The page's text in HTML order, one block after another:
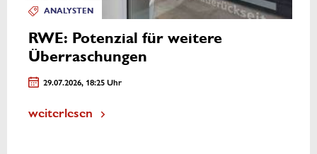
ANALYSTEN
RWE: Potenzial für weitere
Überraschungen
29.07.2026, 18:25 Uhr
weiterlesen